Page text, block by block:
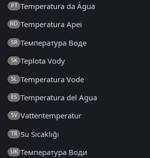
PT Temperatura da Água
RO Temperatura Apei
SR Температура Воде
SK Teplota Vody
SL Temperatura Vode
ES Temperatura del Agua
SV Vattentemperatur
TR Su Sıcaklığı
UK Температура Води